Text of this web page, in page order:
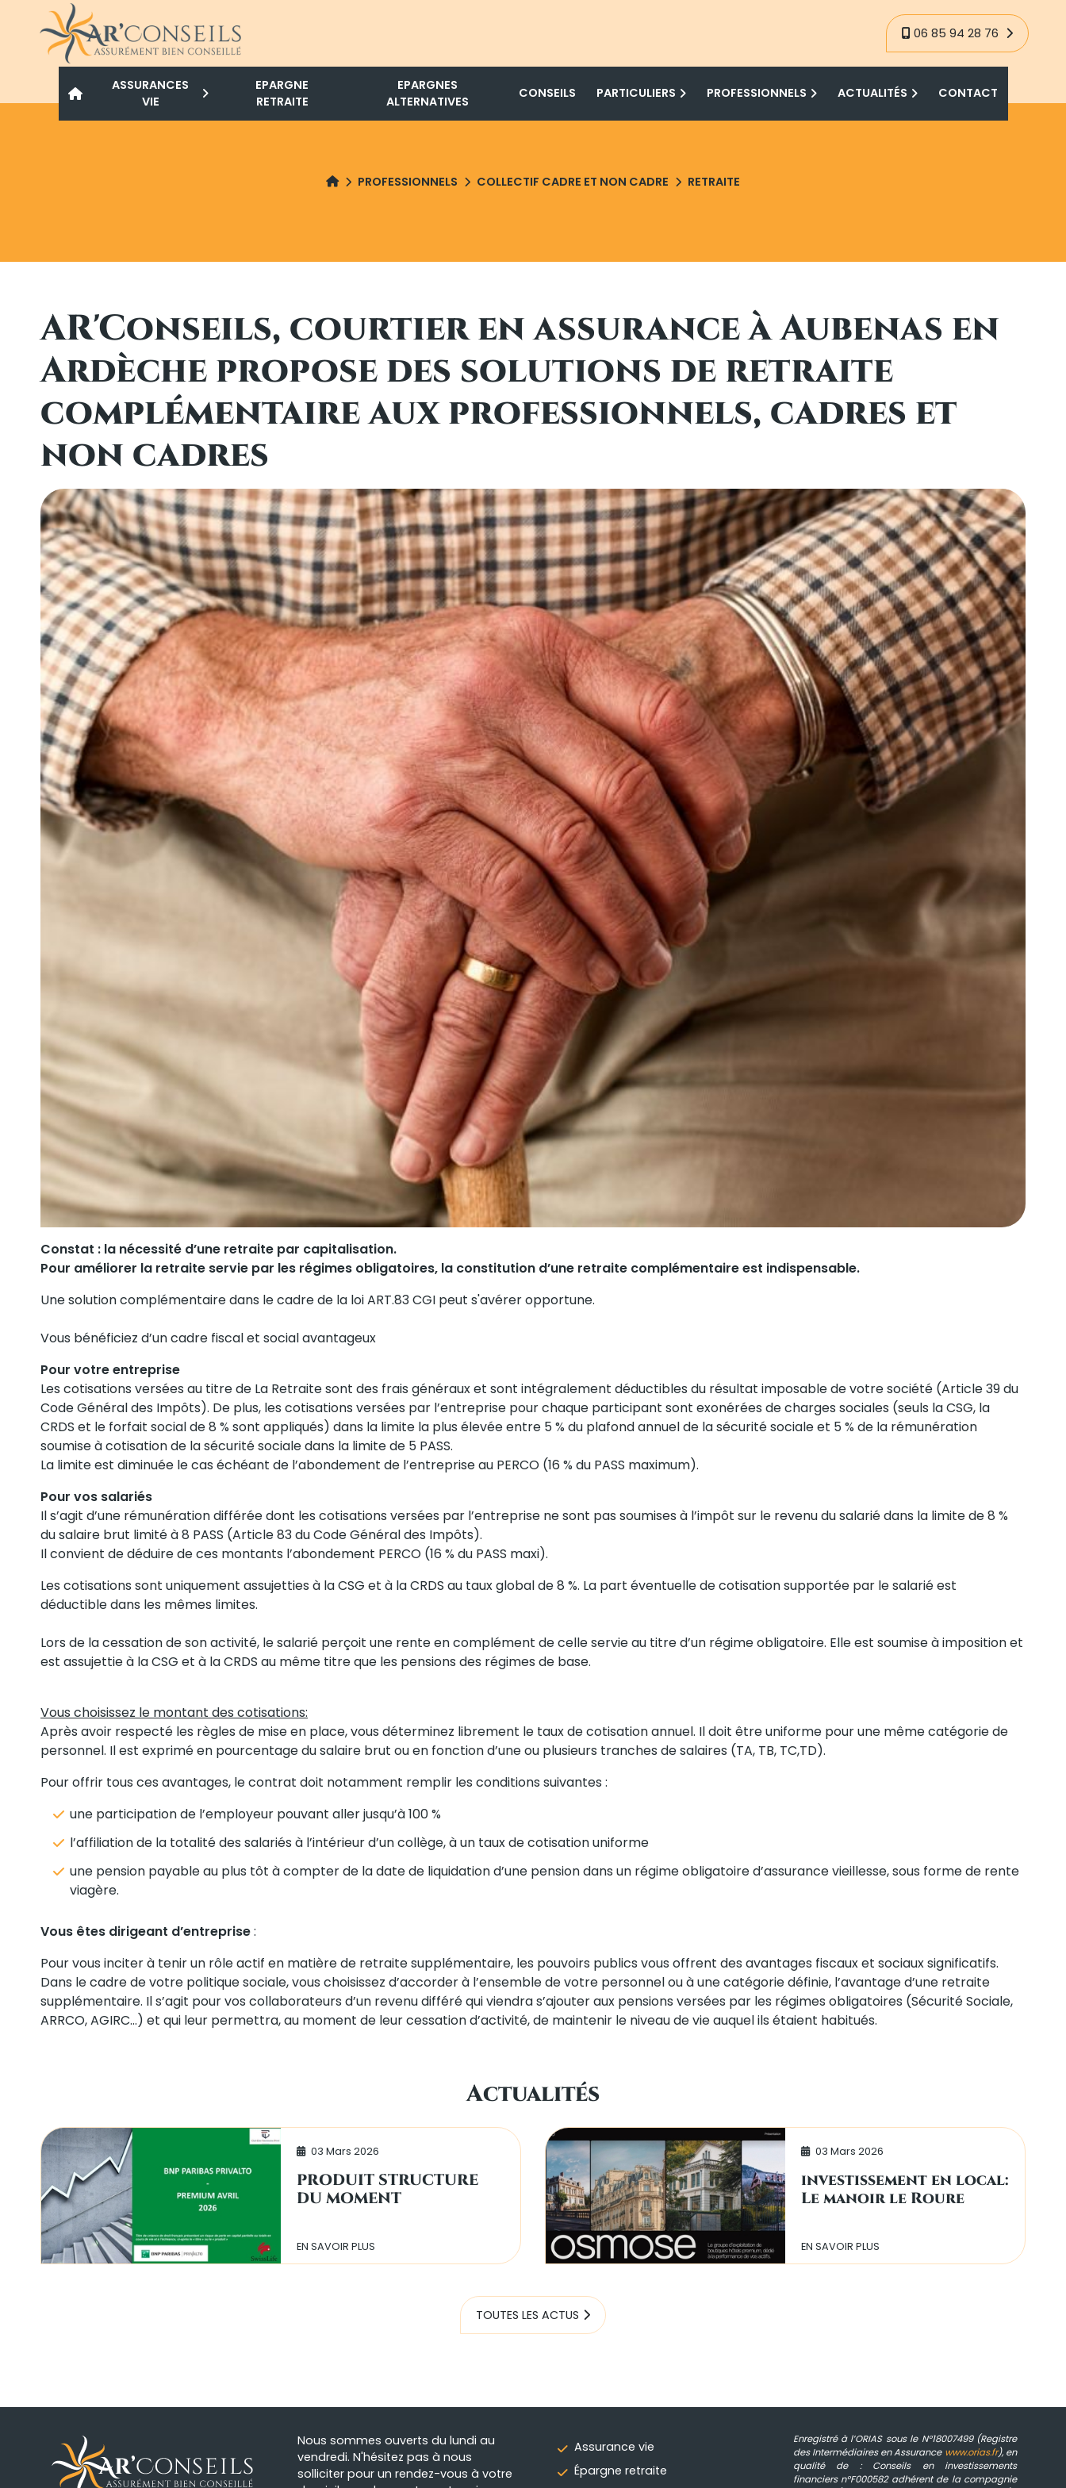
06 85 94 28 76
ASSURANCES
VIE
EPARGNE
RETRAITE
EPARGNES
ALTERNATIVES
CONSEILS PARTICULIERS PROFESSIONNELS ACTUALITÉS CONTACT
PROFESSIONNELS COLLECTIF CADRE ET NON CADRE RETRAITE
AR'Conseils, courtier en assurance à Aubenas en
Ardèche propose des solutions de retraite
complémentaire aux professionnels, cadres et
non cadres
Constat : la nécessité d’une retraite par capitalisation.
Pour améliorer la retraite servie par les régimes obligatoires, la constitution d’une retraite complémentaire est indispensable.
Une solution complémentaire dans le cadre de la loi ART.83 CGI peut s'avérer opportune.
Vous bénéficiez d’un cadre fiscal et social avantageux
Pour votre entreprise
Les cotisations versées au titre de La Retraite sont des frais généraux et sont intégralement déductibles du résultat imposable de votre société (Article 39 du
Code Général des Impôts). De plus, les cotisations versées par l’entreprise pour chaque participant sont exonérées de charges sociales (seuls la CSG, la
CRDS et le forfait social de 8 % sont appliqués) dans la limite la plus élevée entre 5 % du plafond annuel de la sécurité sociale et 5 % de la rémunération
soumise à cotisation de la sécurité sociale dans la limite de 5 PASS.
La limite est diminuée le cas échéant de l’abondement de l’entreprise au PERCO (16 % du PASS maximum).
Pour vos salariés
Il s’agit d’une rémunération différée dont les cotisations versées par l’entreprise ne sont pas soumises à l’impôt sur le revenu du salarié dans la limite de 8 %
du salaire brut limité à 8 PASS (Article 83 du Code Général des Impôts).
Il convient de déduire de ces montants l’abondement PERCO (16 % du PASS maxi).
Les cotisations sont uniquement assujetties à la CSG et à la CRDS au taux global de 8 %. La part éventuelle de cotisation supportée par le salarié est
déductible dans les mêmes limites.
Lors de la cessation de son activité, le salarié perçoit une rente en complément de celle servie au titre d’un régime obligatoire. Elle est soumise à imposition et
est assujettie à la CSG et à la CRDS au même titre que les pensions des régimes de base.
Vous choisissez le montant des cotisations:
Après avoir respecté les règles de mise en place, vous déterminez librement le taux de cotisation annuel. Il doit être uniforme pour une même catégorie de
personnel. Il est exprimé en pourcentage du salaire brut ou en fonction d’une ou plusieurs tranches de salaires (TA, TB, TC,TD).
Pour offrir tous ces avantages, le contrat doit notamment remplir les conditions suivantes :
une participation de l’employeur pouvant aller jusqu’à 100 %
l’affiliation de la totalité des salariés à l’intérieur d’un collège, à un taux de cotisation uniforme
une pension payable au plus tôt à compter de la date de liquidation d’une pension dans un régime obligatoire d’assurance vieillesse, sous forme de rente
viagère.
Vous êtes dirigeant d’entreprise:
Pour vous inciter à tenir un rôle actif en matière de retraite supplémentaire, les pouvoirs publics vous offrent des avantages fiscaux et sociaux significatifs.
Dans le cadre de votre politique sociale, vous choisissez d’accorder à l’ensemble de votre personnel ou à une catégorie définie, l’avantage d’une retraite
supplémentaire. Il s’agit pour vos collaborateurs d’un revenu différé qui viendra s’ajouter aux pensions versées par les régimes obligatoires (Sécurité Sociale,
ARRCO, AGIRC…) et qui leur permettra, au moment de leur cessation d’activité, de maintenir le niveau de vie auquel ils étaient habitués.
Actualités
03 Mars 2026
PRODUIT STRUCTURE
DU MOMENT
EN SAVOIR PLUS
03 Mars 2026
investissement en local:
Le manoir le Roure
EN SAVOIR PLUS
TOUTES LES ACTUS
Nous sommes ouverts du lundi au
vendredi. N'hésitez pas à nous
solliciter pour un rendez-vous à votre
Assurance vie
Épargne retraite
Enregistré à l’ORIAS sous le N°18007499 (Registre
des Intermédiaires en Assurance www.orias.fr), en
qualité de : Conseils en investissements
financiers n°F000582 adhérent de la compagnie
Panneau de gestion des cookies